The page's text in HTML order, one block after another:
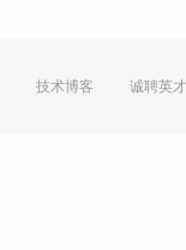
技术博客 诚聘英才